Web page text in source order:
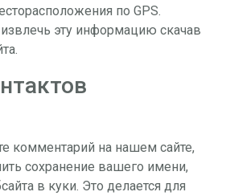
по GPS.
эту информацию скачав
комментарий на нашем сайте,
сохранение вашего имени,
в куки. Это делается для